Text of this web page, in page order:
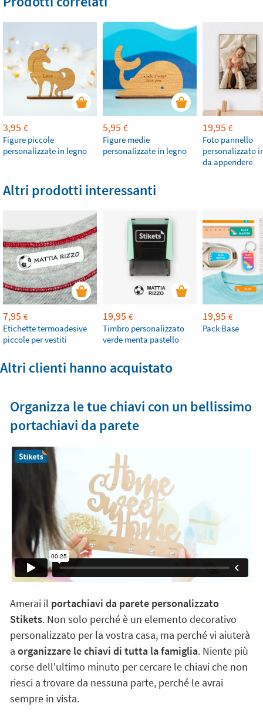
3,95 €
Figure piccole
personalizzate in legno
5,95 €
Figure medie
personalizzate in legno
19,95 €
Foto pannello
personalizzato
da appendere
Altri prodotti interessanti
7,95 €
Etichette termoadesive
piccole per vestiti
19,95 €
Timbro personalizzato
verde menta pastello
19,95 €
Pack Base
Altri clienti hanno acquistato
Organizza le tue chiavi con un bellissimo
portachiavi da parete
Amerai il portachiavi da parete personalizzato
Stikets. Non solo perché è un elemento decorativo
personalizzato per la vostra casa, ma perché vi aiuterà
a organizzare le chiavi di tutta la famiglia. Niente più
corse dell'ultimo minuto per cercare le chiavi che non
riesci a trovare da nessuna parte, perché le avrai
sempre in vista.